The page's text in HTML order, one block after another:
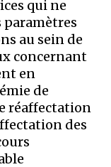
qui ne
paramètres
au sein de
concernant
en
de
réaffectation
des